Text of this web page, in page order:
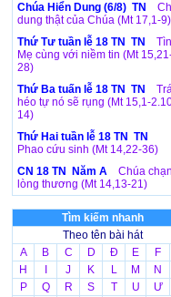
Chúa Hiển Dung (6/8) TN
dung thật của Chúa (Mt 17,1-9)
Thứ Tư tuần lễ 18 TN TN
Mẹ cùng với niềm tin (Mt
28)
Thứ Ba tuấn lễ 18 TN TN
héo tự nó sẽ rụng (Mt 15,1-
14)
Thứ Hai tuần lễ 18 TN TN
Phao cứu sinh (Mt 14,22-36)
CN 18 TN Năm A
Chúa
lòng thương (Mt 14,13-21)
Tìm kiếm nhanh
Theo tên bài hát
A
B C D Đ E F
H
J K L M N
P
Q R S T U Ư